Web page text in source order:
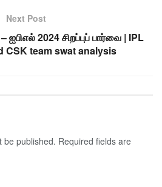
Next Post
2024 சிறப்புப் பார்வை | IPL
CSK team swat analysis
be published. Required fields are